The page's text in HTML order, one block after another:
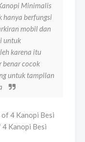
Minimalis
hanya berfungsi
mobil dan
untuk
karena itu
benar cocok
untuk tampilan
Kanopi Besi